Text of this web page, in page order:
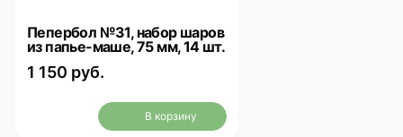
Пепербол №31, набор шаров
из папье-маше, 75 мм, 14 шт.
1 150 руб.
В корзину